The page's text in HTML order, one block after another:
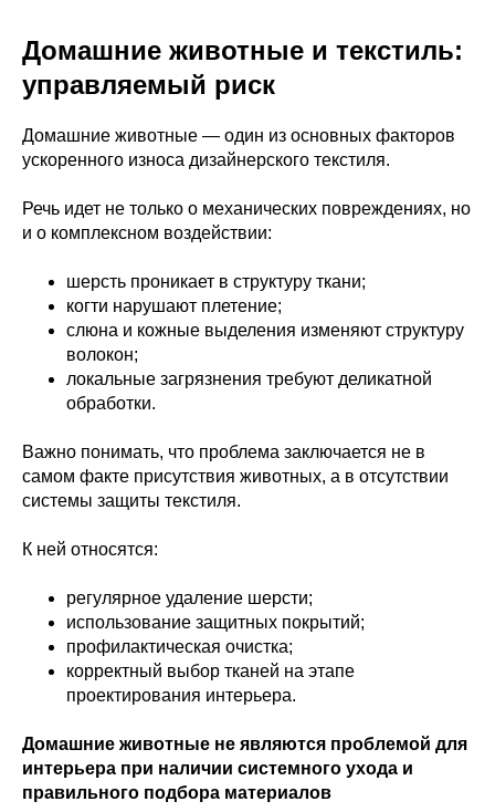
Домашние животные и текстиль:
управляемый риск
Домашние животные — один из основных факторов
ускоренного износа дизайнерского текстиля.
Речь идет не только о механических повреждениях, но
и о комплексном воздействии:
шерсть проникает в структуру ткани;
когти нарушают плетение;
слюна и кожные выделения изменяют структуру
волокон;
локальные загрязнения требуют деликатной
обработки.
Важно понимать, что проблема заключается не в
самом факте присутствия животных, а в отсутствии
системы защиты текстиля.
К ней относятся:
регулярное удаление шерсти;
использование защитных покрытий;
профилактическая очистка;
корректный выбор тканей на этапе
проектирования интерьера.
Домашние животные не являются проблемой для
интерьера при наличии системного ухода и
правильного подбора материалов